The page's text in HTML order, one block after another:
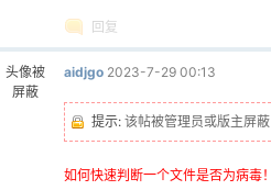
回复
头像被
屏蔽
aidjgo 2023-7-29 00:13
提示: 该帖被管理员或版主屏蔽
如何快速判断一个文件是否为病毒！